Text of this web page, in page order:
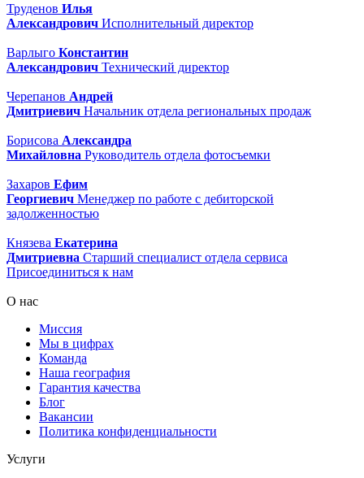
Труденов Илья
Александрович Исполнительный директор
Варлыго Константин
Александрович Технический директор
Черепанов Андрей
Дмитриевич Начальник отдела региональных продаж
Борисова Александра
Михайловна Руководитель отдела фотосъемки
Захаров Ефим
Георгиевич Менеджер по работе с дебиторской
задолженностью
Князева Екатерина
Дмитриевна Старший специалист отдела сервиса
Присоединиться к нам
О нас
Миссия
Мы в цифрах
Команда
Наша география
Гарантия качества
Блог
Вакансии
Политика конфиденциальности
Услуги